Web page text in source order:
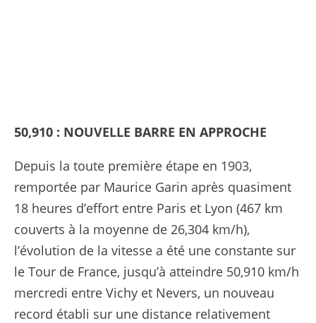
50,910 : NOUVELLE BARRE EN APPROCHE
Depuis la toute première étape en 1903,
remportée par Maurice Garin après quasiment
18 heures d’effort entre Paris et Lyon (467 km
couverts à la moyenne de 26,304 km/h),
l’évolution de la vitesse a été une constante sur
le Tour de France, jusqu’à atteindre 50,910 km/h
mercredi entre Vichy et Nevers, un nouveau
record établi sur une distance relativement